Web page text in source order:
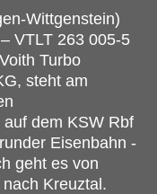
Wittgenstein)
VTLT 263 005-5
Turbo
steht am
dem KSW Rbf
Eisenbahn -
geht es von
Kreuztal.